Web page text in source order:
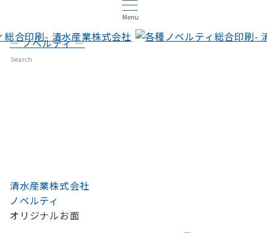
Menu
Search
— ノベルティ —
オリジナルお面
清水産業株式会社
ノベルティ
オリジナルお面